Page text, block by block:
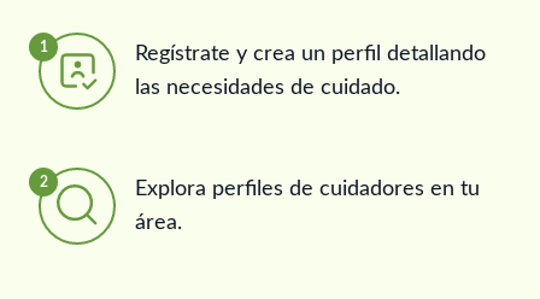
1
Regístrate y crea un perfil detallando
las necesidades de cuidado.
2
Explora perfiles de cuidadores en tu
área.